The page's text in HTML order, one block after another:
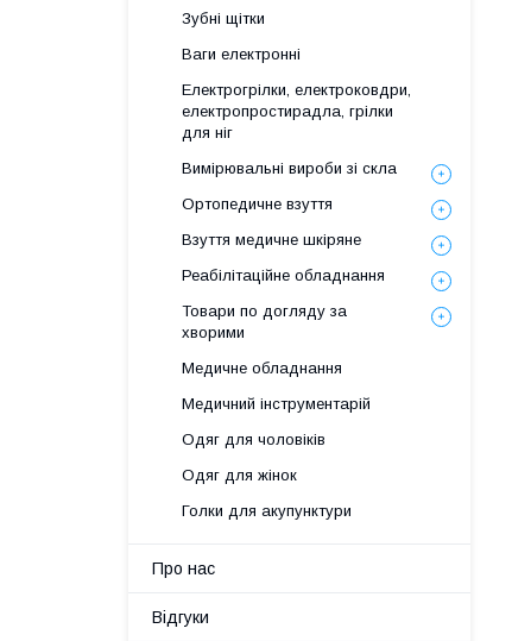
Зубні щітки
Ваги електронні
Електрогрілки, електроковдри,
електропростирадла, грілки
для ніг
Вимірювальні вироби зі скла
Ортопедичне взуття
Взуття медичне шкіряне
Реабілітаційне обладнання
Товари по догляду за
хворими
Медичне обладнання
Медичний інструментарій
Одяг для чоловіків
Одяг для жінок
Голки для акупунктури
Про нас
Відгуки